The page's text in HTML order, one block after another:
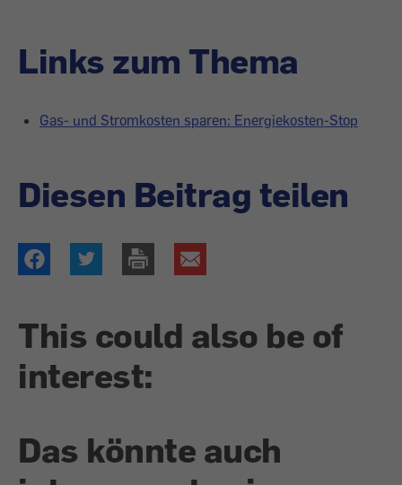
Links zum Thema
Gas- und Stromkosten sparen: Energiekosten-Stop
Diesen Beitrag teilen
This could also be of
interest:
Das könnte auch